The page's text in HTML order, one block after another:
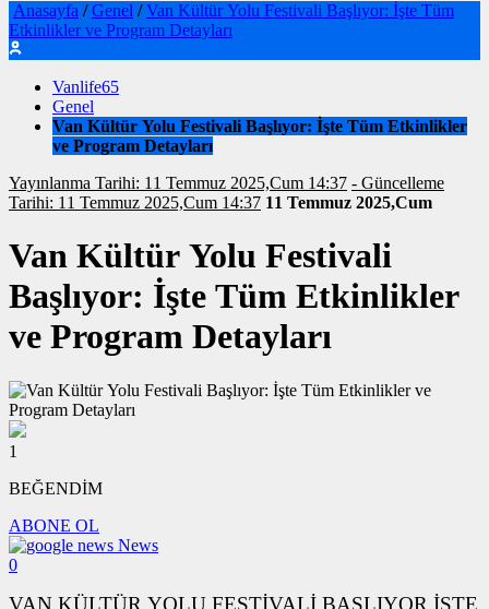
Anasayfa / Genel / Van Kültür Yolu Festivali Başlıyor: İşte Tüm
Etkinlikler ve Program Detayları
Vanlife65
Genel
Van Kültür Yolu Festivali Başlıyor: İşte Tüm Etkinlikler
ve Program Detayları
Yayınlanma Tarihi: 11 Temmuz 2025,Cum 14:37 - Güncelleme
Tarihi: 11 Temmuz 2025,Cum 14:37 11 Temmuz 2025,Cum
Van Kültür Yolu Festivali
Başlıyor: İşte Tüm Etkinlikler
ve Program Detayları
1
BEĞENDİM
ABONE OL
News
0
VAN KÜLTÜR YOLU FESTİVALİ BAŞLIYOR İŞTE